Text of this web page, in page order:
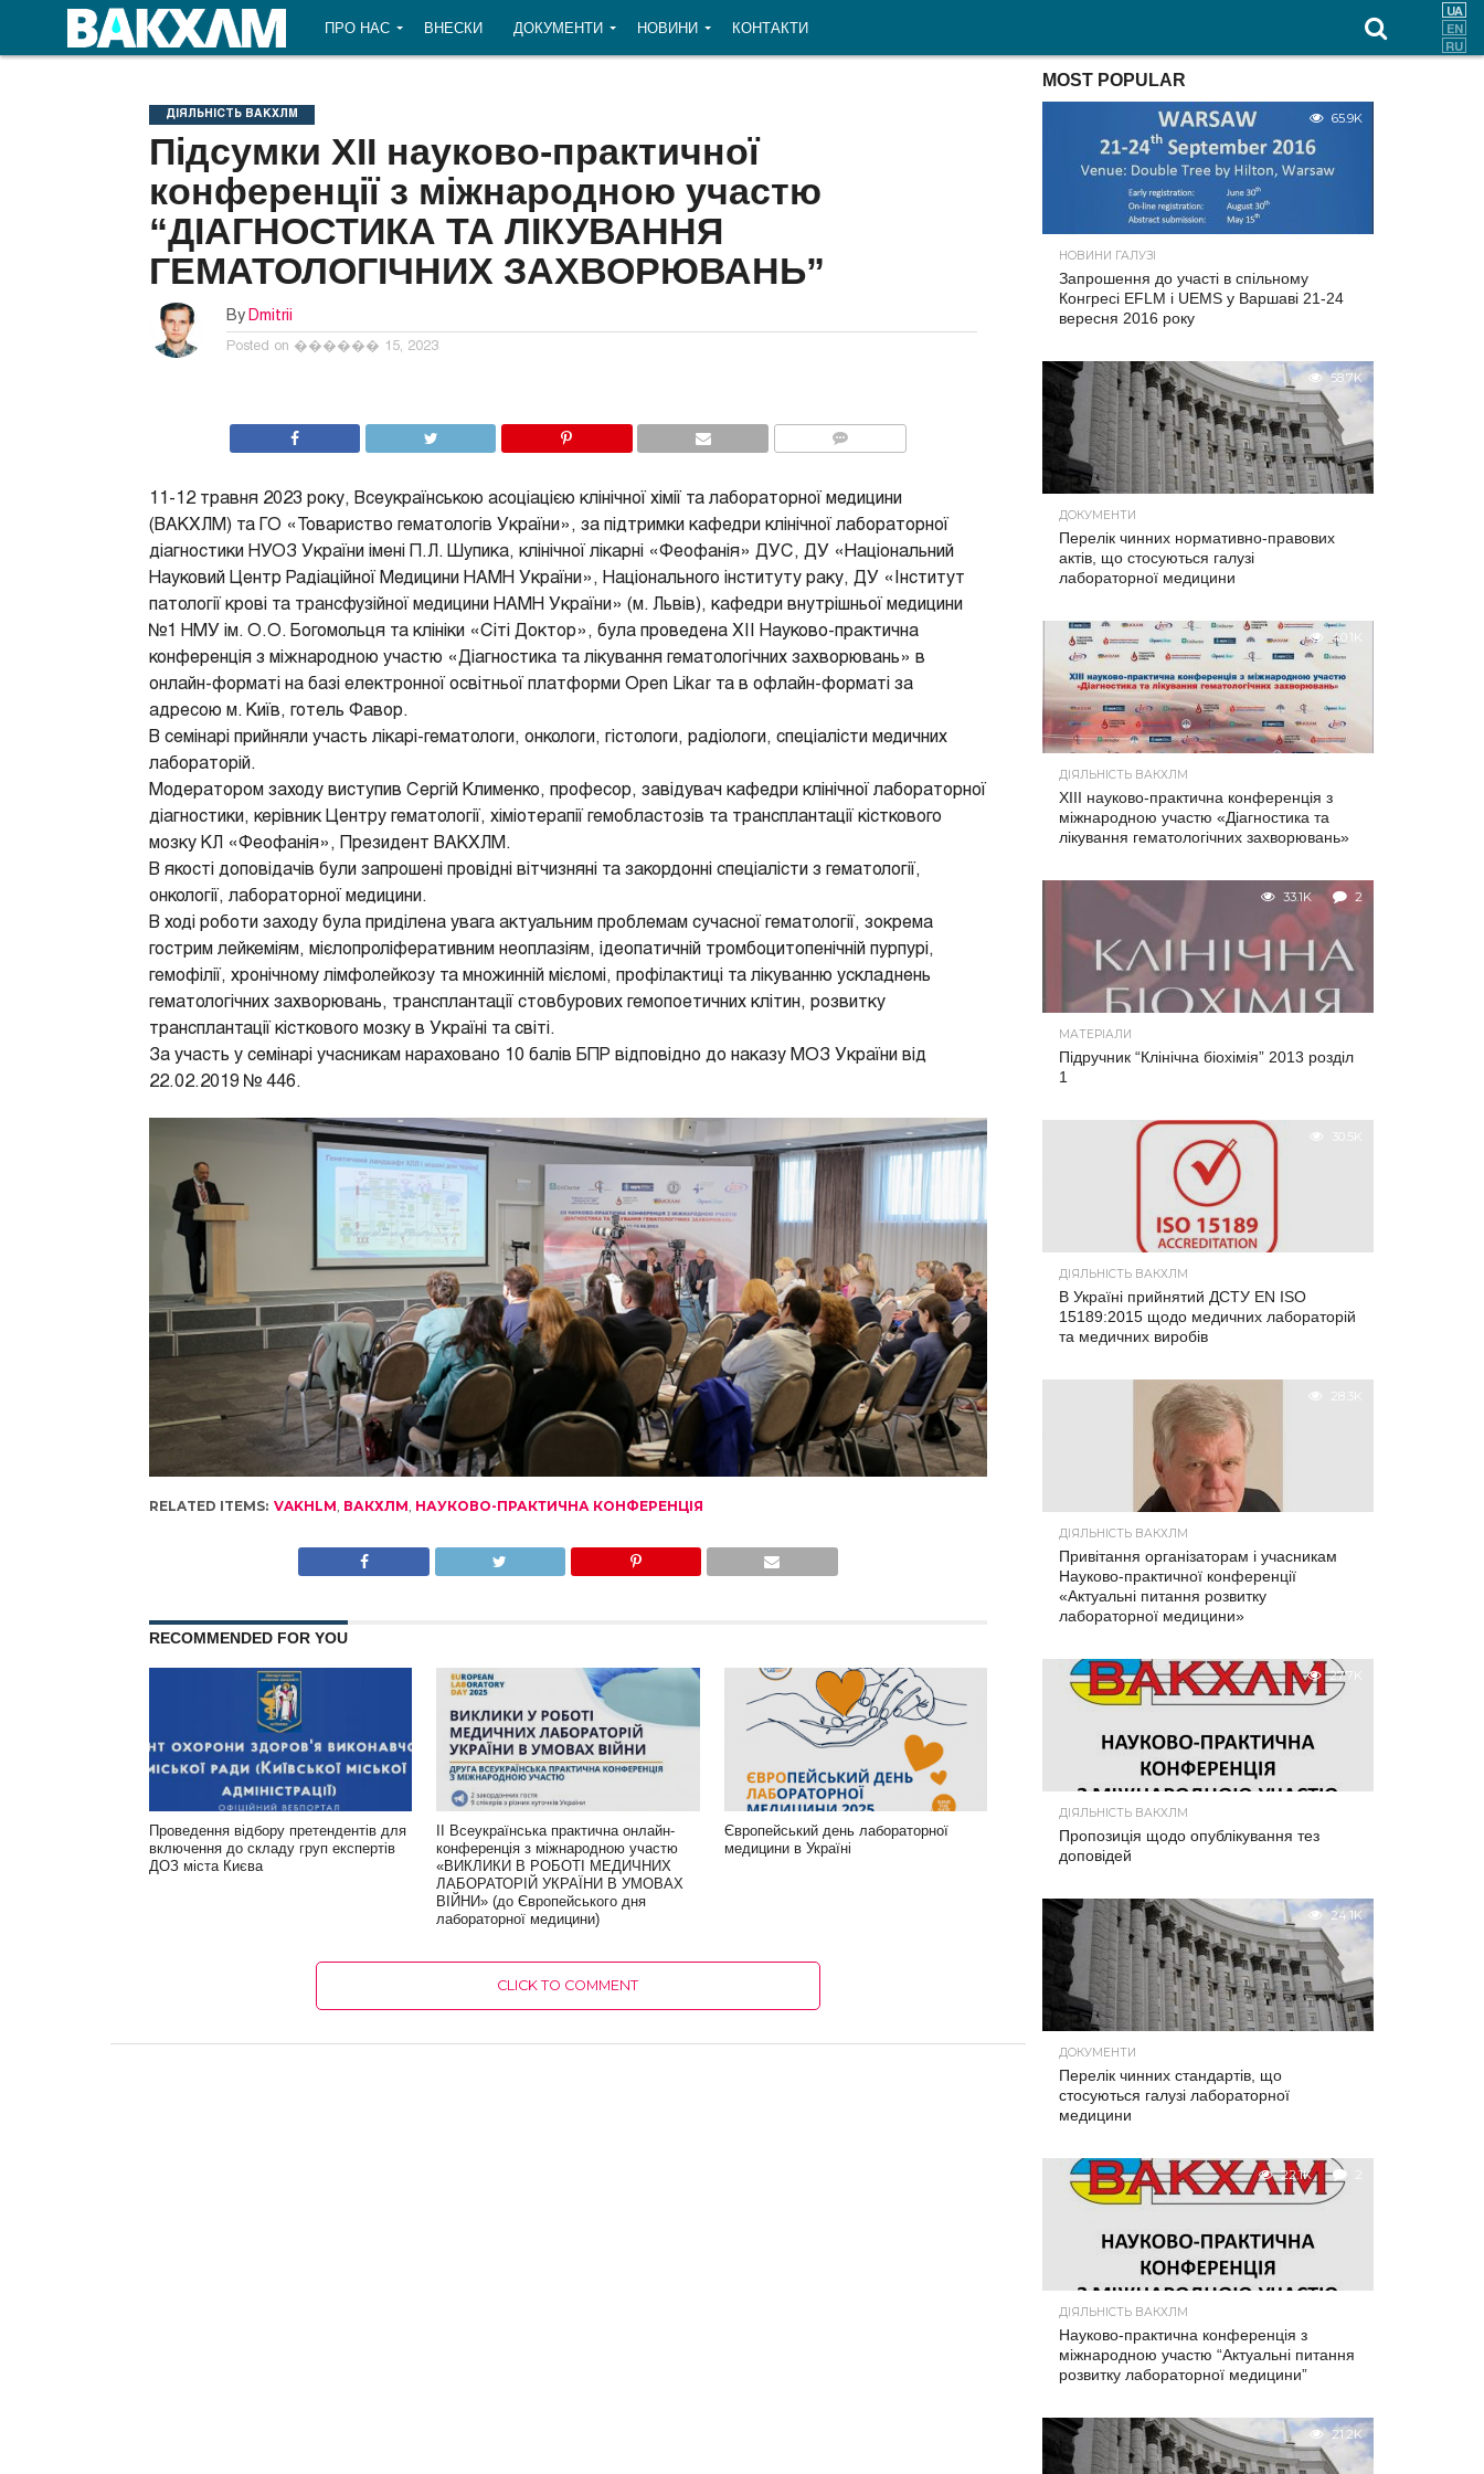
ПРО НАС ВНЕСКИ ДОКУМЕНТИ НОВИНИ КОНТАКТИ
ДІЯЛЬНІСТЬ ВАКХЛМ
Підсумки XII науково-практичної
конференції з міжнародною участю
“ДІАГНОСТИКА ТА ЛІКУВАННЯ
ГЕМАТОЛОГІЧНИХ ЗАХВОРЮВАНЬ”
By Dmitrii
Posted on ������ 15, 2023
11-12 травня 2023 року, Всеукраїнською асоціацією клінічної хімії та лабораторної медицини
(ВАКХЛМ) та ГО «Товариство гематологів України», за підтримки кафедри клінічної лабораторної
діагностики НУОЗ України імені П.Л. Шупика, клінічної лікарні «Феофанія» ДУС, ДУ «Національний
Науковий Центр Радіаційної Медицини НАМН України», Національного інституту раку, ДУ «Інститут
патології крові та трансфузійної медицини НАМН України» (м. Львів), кафедри внутрішньої медицини
№1 НМУ ім. О.О. Богомольця та клініки «Сіті Доктор», була проведена XII Науково-практична
конференція з міжнародною участю «Діагностика та лікування гематологічних захворювань» в
онлайн-форматі на базі електронної освітньої платформи Open Likar та в офлайн-форматі за
адресою м. Київ, готель Фавор.
В семінарі прийняли участь лікарі-гематологи, онкологи, гістологи, радіологи, спеціалісти медичних
лабораторій.
Модератором заходу виступив Сергій Клименко, професор, завідувач кафедри клінічної лабораторної
діагностики, керівник Центру гематології, хіміотерапії гемобластозів та трансплантації кісткового
мозку КЛ «Феофанія», Президент ВАКХЛМ.
В якості доповідачів були запрошені провідні вітчизняні та закордонні спеціалісти з гематології,
онкології, лабораторної медицини.
В ході роботи заходу була приділена увага актуальним проблемам сучасної гематології, зокрема
гострим лейкеміям, мієлопроліферативним неоплазіям, ідеопатичній тромбоцитопенічній пурпурі,
гемофілії, хронічному лімфолейкозу та множинній мієломі, профілактиці та лікуванню ускладнень
гематологічних захворювань, трансплантації стовбурових гемопоетичних клітин, розвитку
трансплантації кісткового мозку в Україні та світі.
За участь у семінарі учасникам нараховано 10 балів БПР відповідно до наказу МОЗ України від
22.02.2019 № 446.
RELATED ITEMS: VAKHLM ВАКХЛМ НАУКОВО-ПРАКТИЧНА КОНФЕРЕНЦІЯ
RECOMMENDED FOR YOU
Проведення відбору претендентів для
включення до складу груп експертів
ДОЗ міста Києва
ІІ Всеукраїнська практична онлайн-
конференція з міжнародною участю
«ВИКЛИКИ В РОБОТІ МЕДИЧНИХ
ЛАБОРАТОРІЙ УКРАЇНИ В УМОВАХ
ВІЙНИ» (до Європейського дня
лабораторної медицини)
Європейський день лабораторної
медицини в Україні
CLICK TO COMMENT
MOST POPULAR
65.9K
НОВИНИ ГАЛУЗІ
Запрошення до участі в спільному
Конгресі EFLM і UEMS у Варшаві 21-24
вересня 2016 року
58.7K
ДОКУМЕНТИ
Перелік чинних нормативно-правових
актів, що стосуються галузі
лабораторної медицини
40.1K
ДІЯЛЬНІСТЬ ВАКХЛМ
XIII науково-практична конференція з
міжнародною участю «Діагностика та
лікування гематологічних захворювань»
33.1K 2
МАТЕРІАЛИ
Підручник “Клінічна біохімія” 2013 розділ
1
30.5K
ДІЯЛЬНІСТЬ ВАКХЛМ
В Україні прийнятий ДСТУ EN ISO
15189:2015 щодо медичних лабораторій
та медичних виробів
28.3K
ДІЯЛЬНІСТЬ ВАКХЛМ
Привітання організаторам і учасникам
Науково-практичної конференції
«Актуальні питання розвитку
лабораторної медицини»
27.7K
ДІЯЛЬНІСТЬ ВАКХЛМ
Пропозиція щодо опублікування тез
доповідей
24.1K
ДОКУМЕНТИ
Перелік чинних стандартів, що
стосуються галузі лабораторної
медицини
22.1K 2
ДІЯЛЬНІСТЬ ВАКХЛМ
Науково-практична конференція з
міжнародною участю “Актуальні питання
розвитку лабораторної медицини”
21.2K